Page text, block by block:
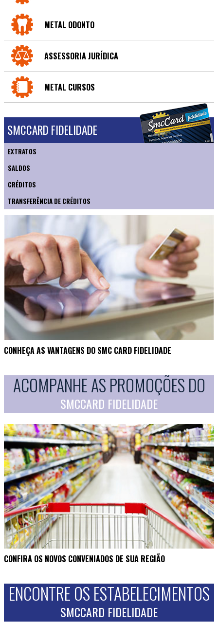
METAL ODONTO
ASSESSORIA JURÍDICA
METAL CURSOS
SMCCARD FIDELIDADE
EXTRATOS
SALDOS
CRÉDITOS
TRANSFERÊNCIA DE CRÉDITOS
CONHEÇA AS VANTAGENS DO SMC CARD FIDELIDADE
ACOMPANHE AS PROMOÇÕES DO
SMCCARD FIDELIDADE
CONFIRA OS NOVOS CONVENIADOS DE SUA REGIÃO
ENCONTRE OS ESTABELECIMENTOS
SMCCARD FIDELIDADE